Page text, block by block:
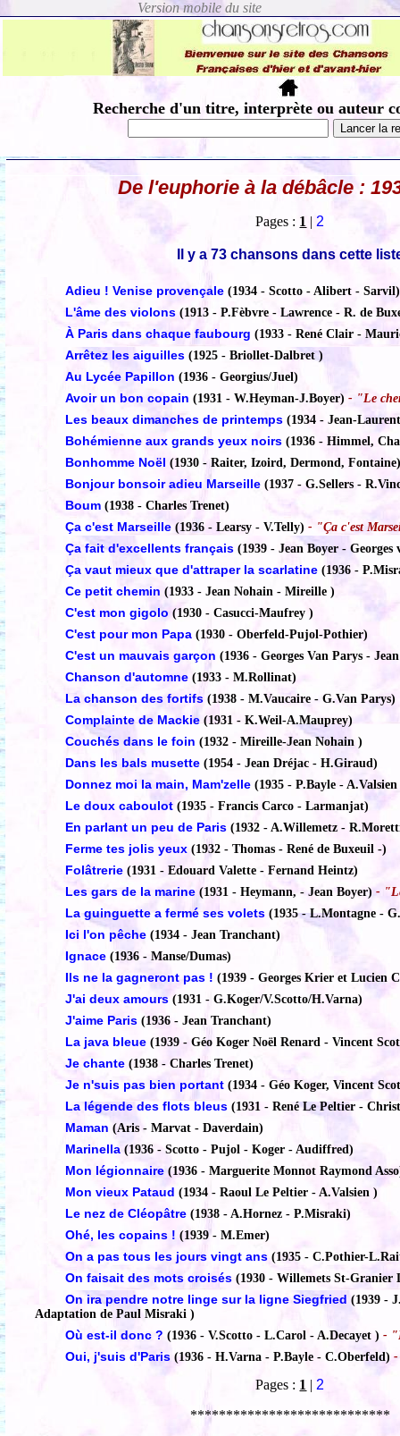
Recherche d'un titre, interprète ou auteur
De l'euphorie à la débâcle :
Pages : 1 | 2
Il y a 73 chansons dans cette
Adieu ! Venise provençale (1934 - Scotto - Alibert - Sarvil)
L'âme des violons (1913 - P.Fèbvre - Lawrence - R. de
À Paris dans chaque faubourg (1933 - René Clair -
Arrêtez les aiguilles (1925 - Briollet-Dalbret )
Au Lycée Papillon (1936 - Georgius/Juel)
Avoir un bon copain (1931 - W.Heyman-J.Boyer) - "Le
Les beaux dimanches de printemps (1934 - Jean-
Bohémienne aux grands yeux noirs (1936 - Himmel,
Bonhomme Noël (1930 - Raiter, Izoird, Dermond, Fontaine)
Bonjour bonsoir adieu Marseille (1937 - G.Sellers -
Boum (1938 - Charles Trenet)
Ça c'est Marseille (1936 - Learsy - V.Telly) - "Ça c'est
Ça fait d'excellents français (1939 - Jean Boyer - Georges
Ça vaut mieux que d'attraper la scarlatine (1936 -
Ce petit chemin (1933 - Jean Nohain - Mireille )
C'est mon gigolo (1930 - Casucci-Maufrey )
C'est pour mon Papa (1930 - Oberfeld-Pujol-Pothier)
C'est un mauvais garçon (1936 - Georges Van Parys -
Chanson d'automne (1933 - M.Rollinat)
La chanson des fortifs (1938 - M.Vaucaire - G.Van Parys)
Complainte de Mackie (1931 - K.Weil-A.Mauprey)
Couchés dans le foin (1932 - Mireille-Jean Nohain )
Dans les bals musette (1954 - Jean Dréjac - H.Giraud)
Donnez moi la main, Mam'zelle (1935 - P.Bayle -
Le doux caboulot (1935 - Francis Carco - Larmanjat)
En parlant un peu de Paris (1932 - A.Willemetz -
Ferme tes jolis yeux (1932 - Thomas - René de Buxeuil -)
Folâtrerie (1931 - Edouard Valette - Fernand Heintz)
Les gars de la marine (1931 - Heymann, - Jean Boyer) -
La guinguette a fermé ses volets (1935 - L.Montagne -
Ici l'on pêche (1934 - Jean Tranchant)
Ignace (1936 - Manse/Dumas)
Ils ne la gagneront pas ! (1939 - Georges Krier et Lucien
J'ai deux amours (1931 - G.Koger/V.Scotto/H.Varna)
J'aime Paris (1936 - Jean Tranchant)
La java bleue (1939 - Géo Koger Noël Renard - Vincent
Je chante (1938 - Charles Trenet)
Je n'suis pas bien portant (1934 - Géo Koger, Vincent
La légende des flots bleus (1931 - René Le Peltier -
Maman (Aris - Marvat - Daverdain)
Marinella (1936 - Scotto - Pujol - Koger - Audiffred)
Mon légionnaire (1936 - Marguerite Monnot Raymond
Mon vieux Pataud (1934 - Raoul Le Peltier - A.Valsien )
Le nez de Cléopâtre (1938 - A.Hornez - P.Misraki)
Ohé, les copains ! (1939 - M.Emer)
On a pas tous les jours vingt ans (1935 - C.Pothier-
On faisait des mots croisés (1930 - Willemets St-Granier
On ira pendre notre linge sur la ligne Siegfried (1939 -
Adaptation de Paul Misraki )
Où est-il donc ? (1936 - V.Scotto - L.Carol - A.Decayet ) -
Oui, j'suis d'Paris (1936 - H.Varna - P.Bayle - C.Oberfeld) -
Pages : 1 | 2
****************************